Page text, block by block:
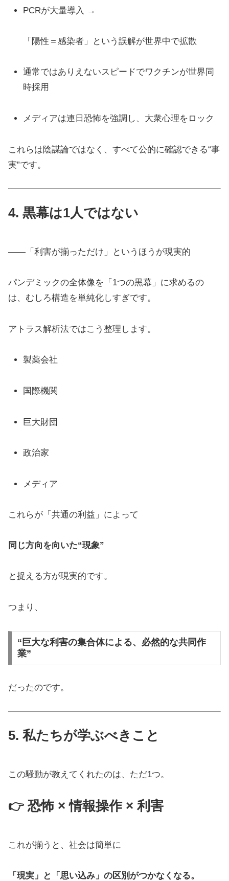
PCRが大量導入 →
「陽性＝感染者」という誤解が世界中で拡散
通常ではありえないスピードでワクチンが世界同
時採用
メディアは連日恐怖を強調し、大衆心理をロック
これらは陰謀論ではなく、すべて公的に確認できる“事
実”です。
4. 黒幕は1人ではない
——「利害が揃っただけ」というほうが現実的
パンデミックの全体像を「1つの黒幕」に求めるの
は、むしろ構造を単純化しすぎです。
アトラス解析法ではこう整理します。
製薬会社
国際機関
巨大財団
政治家
メディア
これらが「共通の利益」によって
同じ方向を向いた“現象”
と捉える方が現実的です。
つまり、
“巨大な利害の集合体による、必然的な共同作
業”
だったのです。
5. 私たちが学ぶべきこと
この騒動が教えてくれたのは、ただ1つ。
👉 恐怖 × 情報操作 × 利害
これが揃うと、社会は簡単に
「現実」と「思い込み」の区別がつかなくなる。